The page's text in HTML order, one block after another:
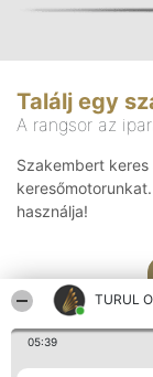
TURUL
05:39
Találj egy
A rangsor az
Szakembert
használja!